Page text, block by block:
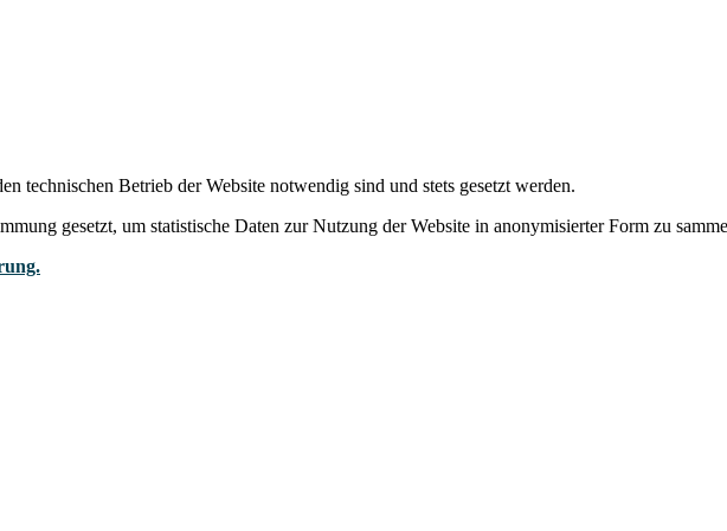
technischen Betrieb der Website notwendig sind und stets gesetzt werden.
gesetzt, um statistische Daten zur Nutzung der Website in anonymisierter Form zu